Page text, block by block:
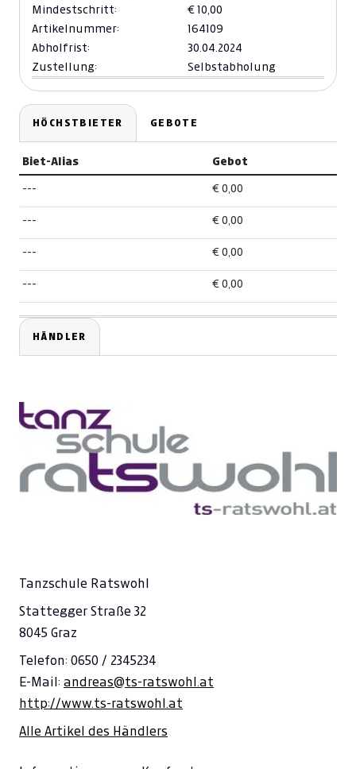
Mindestschritt:
€ 10,00
Artikelnummer:
164109
Abholfrist:
30.04.2024
Zustellung:
Selbstabholung
HÖCHSTBIETER GEBOTE
Biet-Alias Gebot
--- € 0,00
--- € 0,00
--- € 0,00
--- € 0,00
HÄNDLER
Tanzschule Ratswohl
Stattegger Straße 32
8045 Graz
Telefon: 0650 / 2345234
E-Mail: andreas@ts-ratswohl.at
http://www.ts-ratswohl.at
Alle Artikel des Händlers